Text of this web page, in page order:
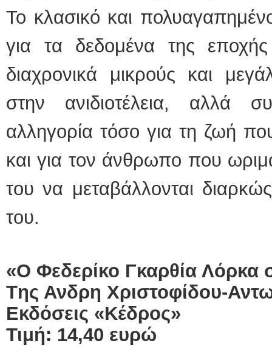
Το κλασικό και
για τα δεδομένα της
διαχρονικά μικρούς και
στην ανιδιοτέλεια, αλλά
αλληγορία τόσο για τη ζωή
και για τον άνθρωπο που
του να μεταβάλλονται
του.
«Ο Φεδερίκο Γκαρθία
Tης Ανδρη Χριστοφίδου-
Εκδόσεις «Κέδρος»
Τιμή: 14,40 ευρώ